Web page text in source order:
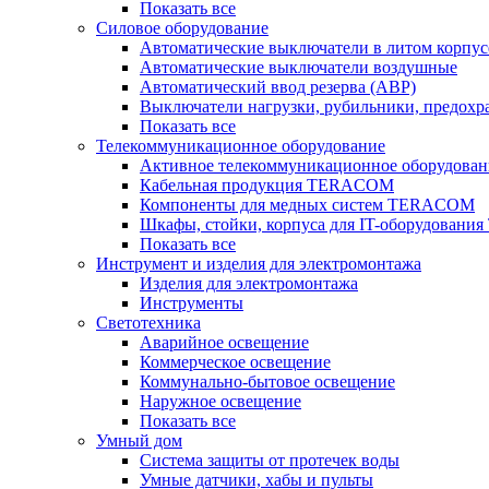
Показать все
Силовое оборудование
Автоматические выключатели в литом
Автоматические выключатели воздушные
Автоматический ввод резерва (АВР)
Выключатели нагрузки, рубильники,
Показать все
Телекоммуникационное оборудование
Активное телекоммуникационное
Кабельная продукция TERACOM
Компоненты для медных систем TERACOM
Шкафы, стойки, корпуса для IT-
Показать все
Инструмент и изделия для электромонтажа
Изделия для электромонтажа
Инструменты
Светотехника
Аварийное освещение
Коммерческое освещение
Коммунально-бытовое освещение
Наружное освещение
Показать все
Умный дом
Система защиты от протечек воды
Умные датчики, хабы и пульты